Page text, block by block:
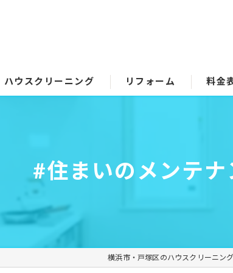
ハウスクリーニング
エアコンクリーニング
キッチン・レンジフード
洗面所
リフォーム
浴室リフォーム
その他のリフォーム
料金
#住まいのメンテナ
横浜市・戸塚区のハウスクリーニン